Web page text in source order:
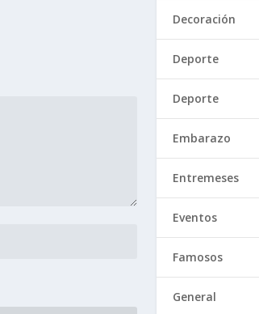
Decoración
Deporte
Deporte
Embarazo
Entremeses
Eventos
Famosos
General